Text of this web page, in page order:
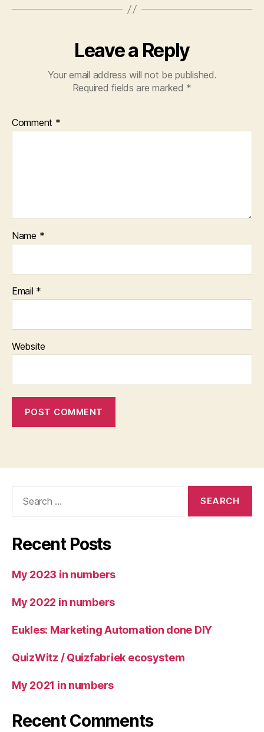
Leave a Reply
Your email address will not be published.
Required fields are marked *
Comment *
Name *
Email *
Website
Recent Posts
My 2023 in numbers
My 2022 in numbers
Eukles: Marketing Automation done DIY
QuizWitz / Quizfabriek ecosystem
My 2021 in numbers
Recent Comments